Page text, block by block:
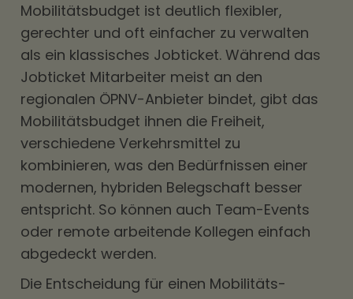
Mobilitätsbudget ist deutlich flexibler,
gerechter und oft einfacher zu verwalten
als ein klassisches Jobticket. Während das
Jobticket Mitarbeiter meist an den
regionalen ÖPNV-Anbieter bindet, gibt das
Mobilitätsbudget ihnen die Freiheit,
verschiedene Verkehrsmittel zu
kombinieren, was den Bedürfnissen einer
modernen, hybriden Belegschaft besser
entspricht. So können auch Team-Events
oder remote arbeitende Kollegen einfach
abgedeckt werden.
Die Entscheidung für einen Mobilitäts-